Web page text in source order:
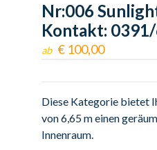
Nr:006
Kontakt:
ab € 100,00
Diese Kategorie bietet
von 6,65 m einen
Innenraum.